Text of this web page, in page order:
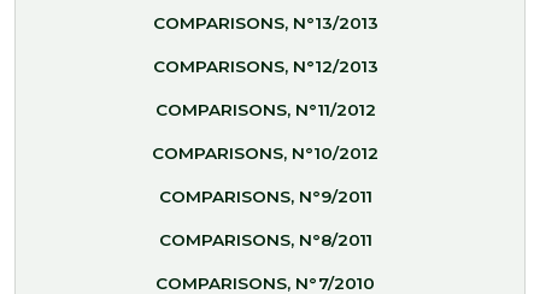
COMPARISONS, N°13/2013
COMPARISONS, N°12/2013
COMPARISONS, N°11/2012
COMPARISONS, N°10/2012
COMPARISONS, N°9/2011
COMPARISONS, N°8/2011
COMPARISONS, N°7/2010